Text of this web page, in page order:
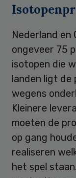
Nederland en
ongeveer 75
isotopen die
landen ligt de
wegens
Kleinere
moeten de
op gang
realiseren
het spel